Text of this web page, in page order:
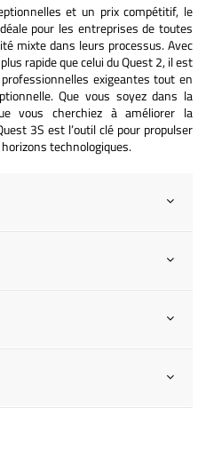
et un prix compétitif, le
pour les entreprises de toutes
mixte dans leurs processus. Avec
rapide que celui du Quest 2, il est
exigeantes tout en
Que vous soyez dans la
vous cherchiez à améliorer la
3S est l’outil clé pour propulser
technologiques.